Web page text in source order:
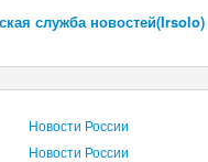
служба новостей(Irsolo)
Новости России
Новости России